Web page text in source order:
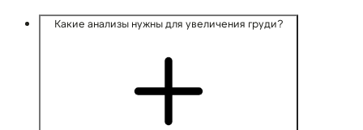
Какие анализы нужны для увеличения груди?